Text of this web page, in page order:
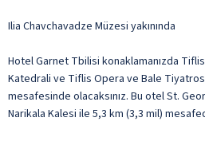
Ilia Chavchavadze Müzesi yakınında
Hotel Garnet Tbilisi konaklamanızda
Katedrali ve Tiflis Opera ve Bale
mesafesinde olacaksınız. Bu otel St.
Narikala Kalesi ile 5,3 km (3,3 mil)